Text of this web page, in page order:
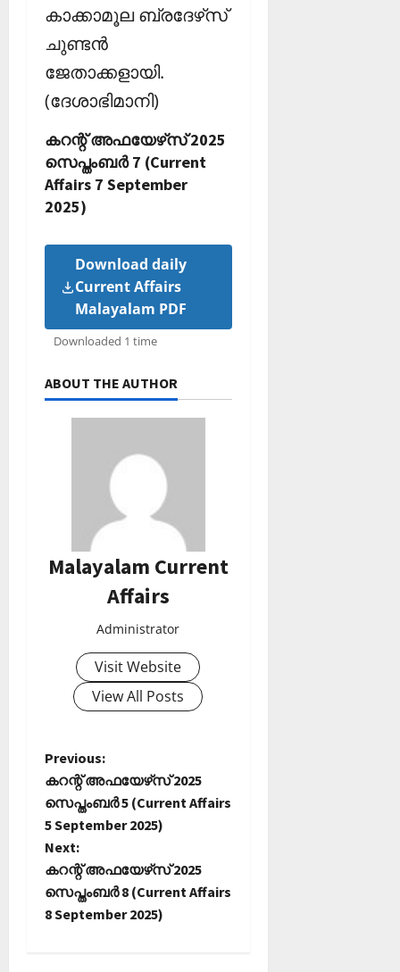
കാക്കാമൂല ബ്രദേഴ്‌സ്
ചുണ്ടന്‍
ജേതാക്കളായി.
(ദേശാഭിമാനി)
കറന്റ് അഫയേഴ്‌സ് 2025
സെപ്തംബര്‍ 7 (Current
Affairs 7 September
2025)
Download daily
Current Affairs
Malayalam PDF
Downloaded 1 time
ABOUT THE AUTHOR
Malayalam Current
Affairs
Administrator
Visit Website
View All Posts
P
o
s
t
n
Previous:
കറന്റ് അഫയേഴ്‌സ് 2025
സെപ്തംബര്‍ 5 (Current Affairs
5 September 2025)
Next:
കറന്റ് അഫയേഴ്‌സ് 2025
സെപ്തംബര്‍ 8 (Current Affairs
8 September 2025)